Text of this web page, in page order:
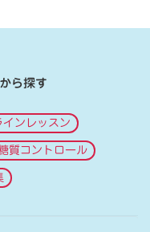
ら探す
インレッスン
質コントロール